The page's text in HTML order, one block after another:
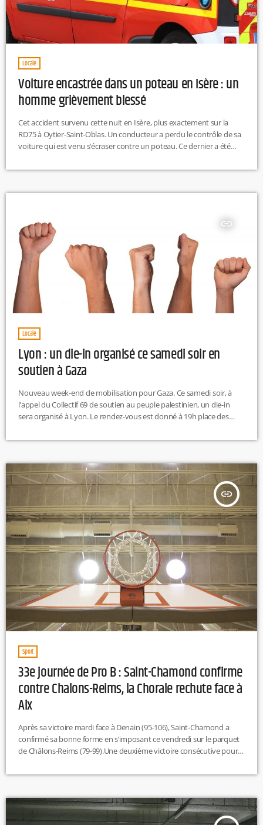
Locale
Voiture encastrée dans un poteau en Isère : un
homme grièvement blessé
Cet accident survenu cette nuit en Isère, plus exactement sur la
RD75 à Oytier-Saint-Oblas. Un conducteur a perdu le contrôle de sa
voiture qui est venu s’écraser contre un poteau. Ce dernier a été
de Lyon. Son pronostic vital est fortement engagé. R.H
insert_link
Locale
Lyon : un die-in organisé ce samedi soir en
soutien à Gaza
Nouveau week-end de mobilisation pour Gaza. Ce samedi soir, à
l’appel du Collectif 69 de soutien au peuple palestinien, un die-in
sera organisé à Lyon. Le rendez-vous est donné à 19h place des
dans un "cri pour Gaza". R.H
insert_link
Sport
33e journée de Pro B : Saint-Chamond confirme
contre Chalons-Reims, la Chorale rechute face à
Aix
Après sa victoire mardi face à Denain (95-106), Saint-Chamond a
confirmé sa bonne forme en s’imposant ce vendredi sur le parquet
de Châlons-Reims (79-99).Une deuxième victoire consécutive pour
recevront Boulazac (2ᵉ) ce vendredi à 20h30 pour un choc
succès d’affilée, a connu un coup d’arrêt à domicile, battue […]